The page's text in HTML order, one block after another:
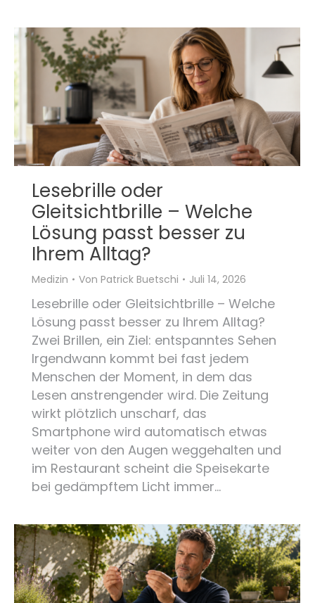
Lesebrille oder
Gleitsichtbrille – Welche
Lösung passt besser zu
Ihrem Alltag?
Medizin Von Patrick Buetschi Juli 14, 2026
Lesebrille oder Gleitsichtbrille – Welche
Lösung passt besser zu Ihrem Alltag?
Zwei Brillen, ein Ziel: entspanntes Sehen
Irgendwann kommt bei fast jedem
Menschen der Moment, in dem das
Lesen anstrengender wird. Die Zeitung
wirkt plötzlich unscharf, das
Smartphone wird automatisch etwas
weiter von den Augen weggehalten und
im Restaurant scheint die Speisekarte
bei gedämpftem Licht immer…